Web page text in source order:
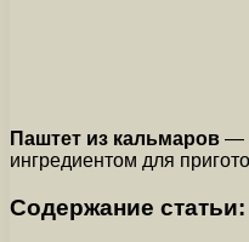
Паштет из кальмаров —
ингредиентом для
Содержание статьи: